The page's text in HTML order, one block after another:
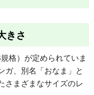
きさ
格）が定められていま
ガ、別名「おなま」と
さまざまなサイズのレ